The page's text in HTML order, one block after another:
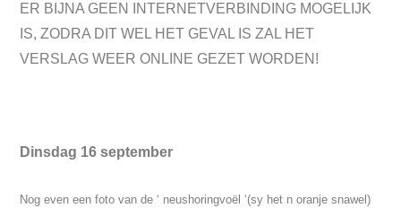
ER BIJNA GEEN INTERNETVERBINDING MOGELIJK
IS, ZODRA DIT WEL HET GEVAL IS ZAL HET
VERSLAG WEER ONLINE GEZET WORDEN!
Dinsdag 16 september
Nog even een foto van de ‘ neushoringvoël ‘(sy het n oranje snawel)